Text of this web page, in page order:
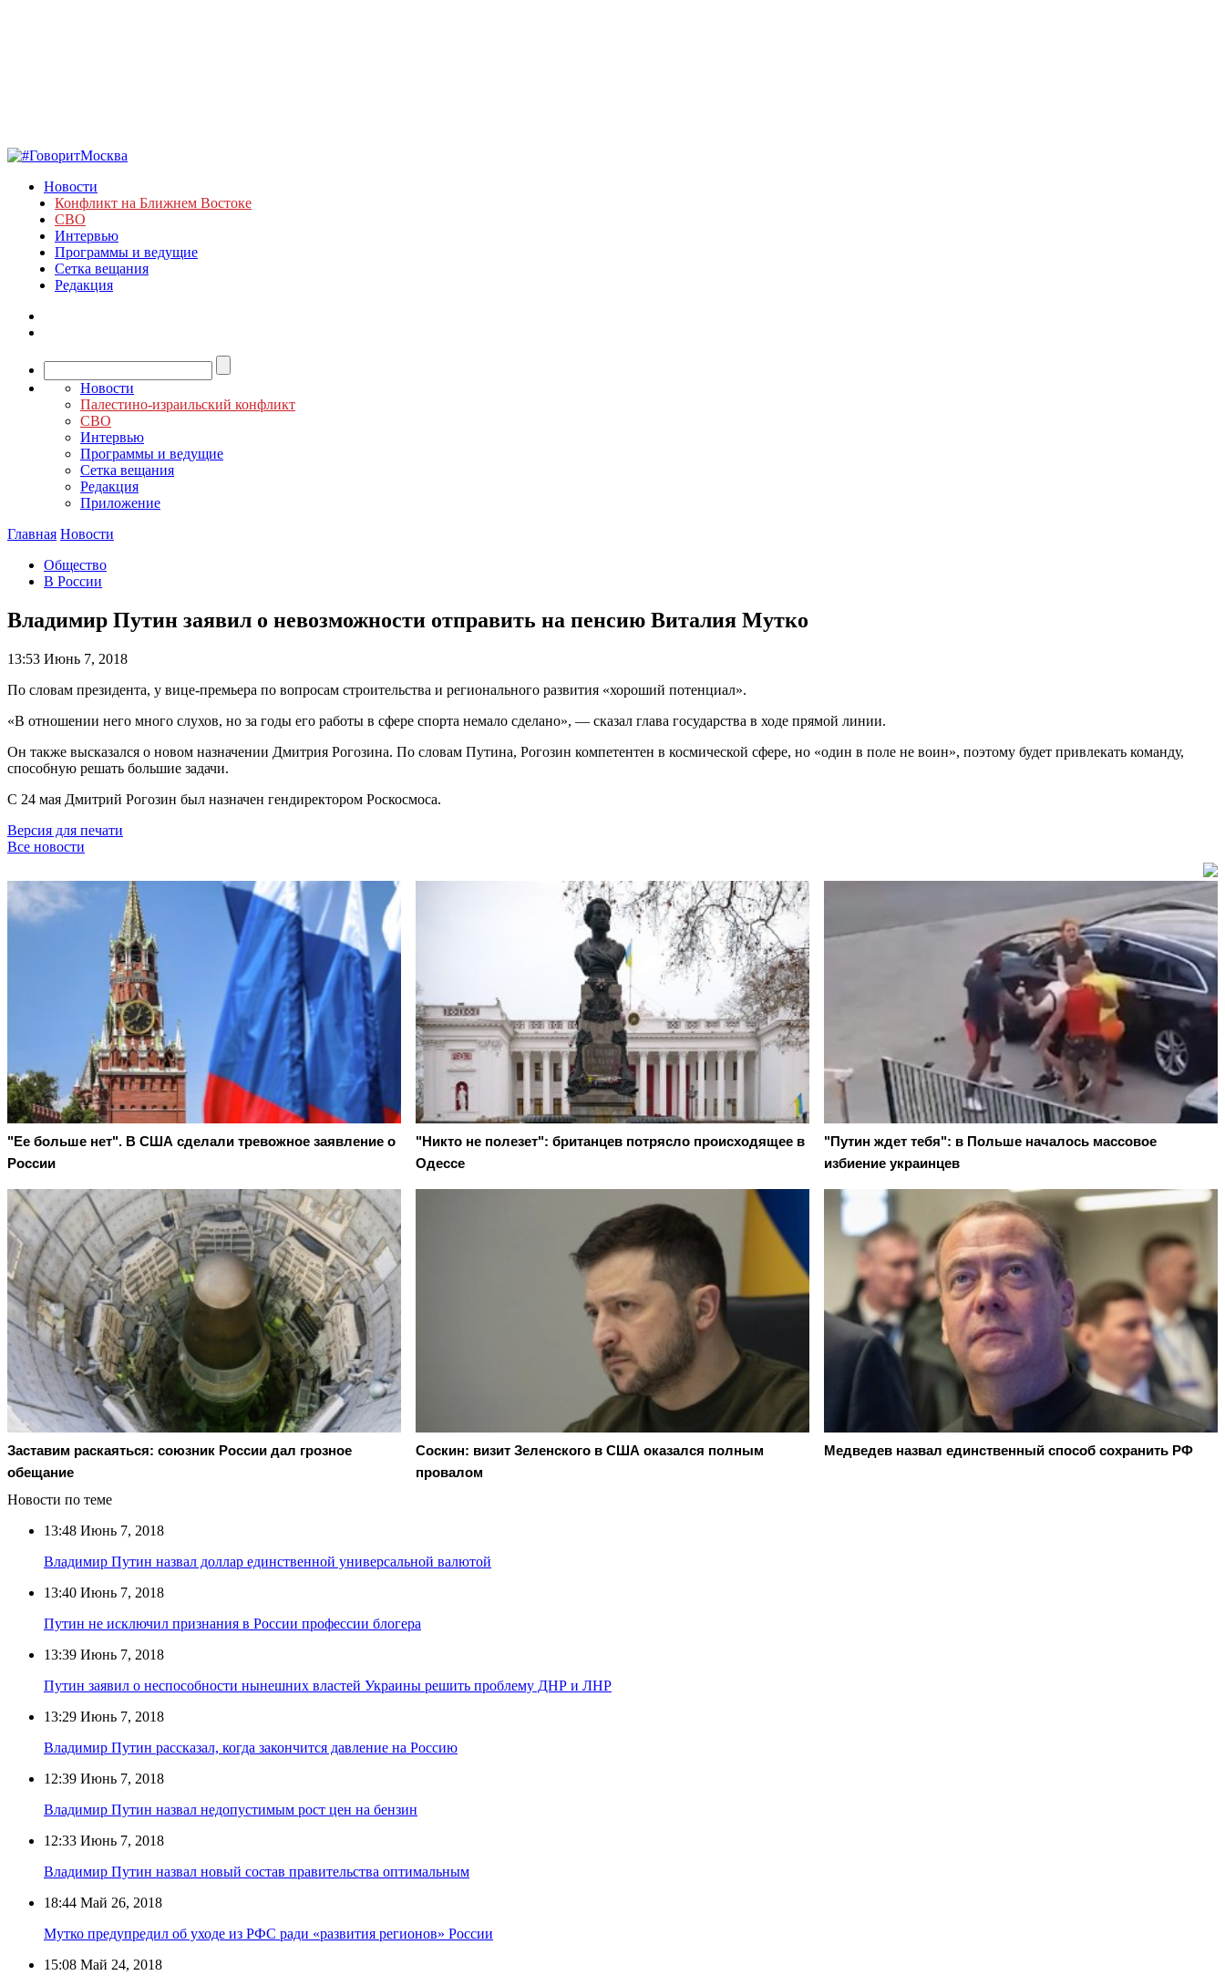
Новости
Конфликт на Ближнем Востоке
СВО
Интервью
Программы и ведущие
Сетка вещания
Редакция
Новости
Палестино-израильский конфликт
СВО
Интервью
Программы и ведущие
Сетка вещания
Редакция
Приложение
Главная Новости
Общество
В России
Владимир Путин заявил о невозможности отправить на пенсию Виталия Мутко
13:53 Июнь 7, 2018
По словам президента, у вице-премьера по вопросам строительства и регионального развития «хороший потенциал».
«В отношении него много слухов, но за годы его работы в сфере спорта немало сделано», — сказал глава государства в ходе прямой линии.
Он также высказался о новом назначении Дмитрия Рогозина. По словам Путина, Рогозин компетентен в космической сфере, но «один в поле не воин», поэтому будет привлекать команду,
способную решать большие задачи.
С 24 мая Дмитрий Рогозин был назначен гендиректором Роскосмоса.
Версия для печати
Все новости
"Ее больше нет". В США сделали тревожное заявление о
России
"Никто не полезет": британцев потрясло происходящее в
Одессе
"Путин ждет тебя": в Польше началось массовое
избиение украинцев
Заставим раскаяться: союзник России дал грозное
обещание
Соскин: визит Зеленского в США оказался полным
провалом
Медведев назвал единственный способ сохранить РФ
Новости по теме
13:48 Июнь 7, 2018
Владимир Путин назвал доллар единственной универсальной валютой
13:40 Июнь 7, 2018
Путин не исключил признания в России профессии блогера
13:39 Июнь 7, 2018
Путин заявил о неспособности нынешних властей Украины решить проблему ДНР и ЛНР
13:29 Июнь 7, 2018
Владимир Путин рассказал, когда закончится давление на Россию
12:39 Июнь 7, 2018
Владимир Путин назвал недопустимым рост цен на бензин
12:33 Июнь 7, 2018
Владимир Путин назвал новый состав правительства оптимальным
18:44 Май 26, 2018
Мутко предупредил об уходе из РФС ради «развития регионов» России
15:08 Май 24, 2018